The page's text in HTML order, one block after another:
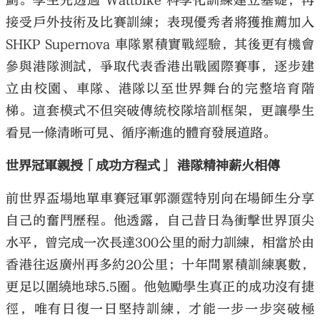
接受戶外技術及比賽訓練；表現優秀者將獲推薦加入
SHKP Supernova 車隊累積實戰經驗，其後更有機會
參與港隊測試，爭取代表香港出戰國際賽事，逐步建
立由校園、車隊、港隊以至世界舞台的完整培育階
梯。這套模式不但突破傳統校隊培訓框架，更讓學生
看見一條清晰可見、循序漸進的體育發展道路。
世界冠軍親授「成功方程式」 港隊精神薪火相傳
前世界盃場地單車賽冠軍郭灝霆特別向在場師生分享
自己的奮鬥歷程。他透露，自己昔日為衝擊世界頂尖
水平，曾完成一次長達300公里的耐力訓練，相當於由
香港往返廣州再多約20公里；十年間累積訓練裏數，
更足以圍繞地球5.5圈。他勉勵學生真正的成功沒有捷
徑，唯有日復一日堅持訓練，才能一步一步突破極